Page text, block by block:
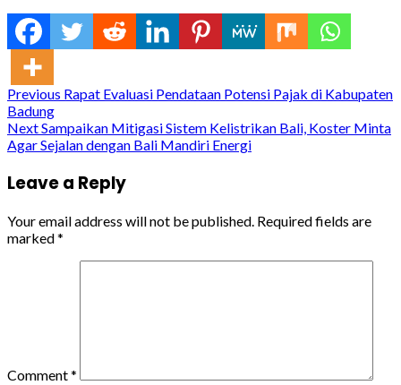
Continue
Reading
Previous Rapat Evaluasi Pendataan Potensi Pajak di Kabupaten
Badung
NextSampaikan Mitigasi Sistem Kelistrikan Bali, Koster Minta
Agar Sejalan dengan Bali Mandiri Energi
Leave a Reply
Your email address will not be published. Required fields are
marked*
Comment*